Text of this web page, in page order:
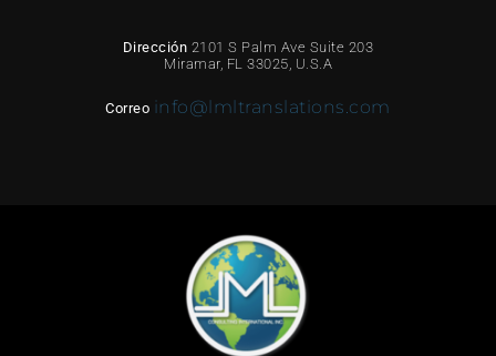
Dirección 2101 S Palm Ave Suite 203
Miramar, FL 33025, U.S.A
Correo info@lmltranslations.com